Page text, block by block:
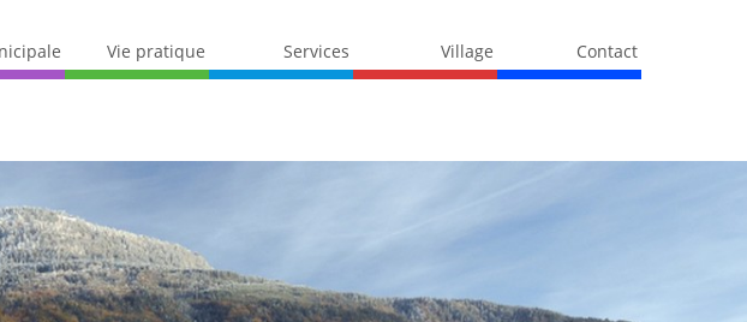
Vie pratique Services Village Contact